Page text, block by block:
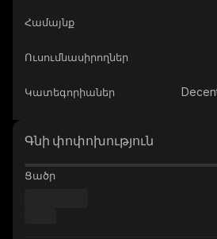
Համայնք
Ուսումնասիրողներ
Կատեգորիաներ
Գնի փոփոխություն
Ցածր